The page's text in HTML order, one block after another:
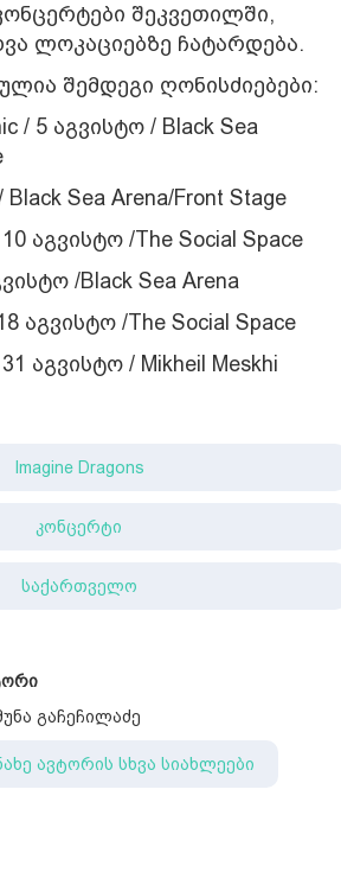
შეკვეთილში,
ლოკაციებზე ჩატარდება.
შემდეგი ღონისძიებები:
/ 5 აგვისტო / Black Sea
Sea Arena/Front Stage
აგვისტო /The Social Space
/Black Sea Arena
აგვისტო /The Social Space
31 აგვისტო / Mikheil Meskhi
Imagine Dragons
კონცერტი
საქართველო
გაჩეჩილაძე
ავტორის სხვა სიახლეები